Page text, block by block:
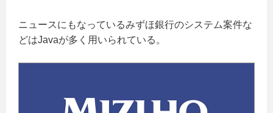
ニュースにもなっているみずほ銀行のシステム案件な
どはJavaが多く用いられている。